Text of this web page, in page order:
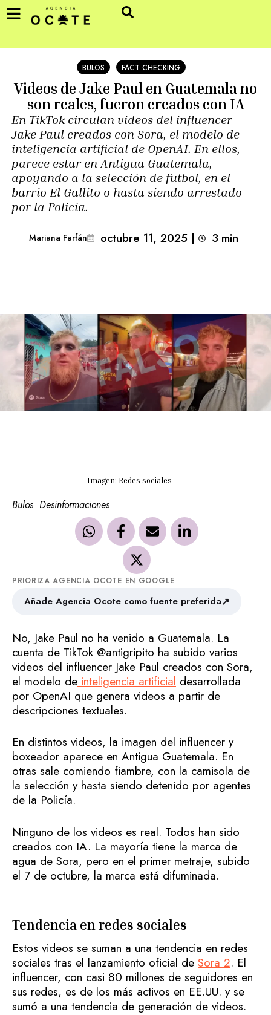
BULOS FACT CHECKING
Videos de Jake Paul en Guatemala no
son reales, fueron creados con IA
En TikTok circulan videos del influencer
Jake Paul creados con Sora, el modelo de
inteligencia artificial de OpenAI. En ellos,
parece estar en Antigua Guatemala,
apoyando a la selección de futbol, en el
barrio El Gallito o hasta siendo arrestado
por la Policía.
Mariana Farfán octubre 11, 2025 | 3 min
Imagen: Redes sociales
Bulos Desinformaciones
PRIORIZA AGENCIA OCOTE EN GOOGLE
Añade Agencia Ocote como fuente preferida↗
No, Jake Paul no ha venido a Guatemala. La
cuenta de TikTok @antigripito ha subido varios
videos del influencer Jake Paul creados con Sora,
el modelo de inteligencia artificial desarrollada
por OpenAI que genera videos a partir de
descripciones textuales.
En distintos videos, la imagen del influencer y
boxeador aparece en Antigua Guatemala. En
otras sale comiendo fiambre, con la camisola de
la selección y hasta siendo detenido por agentes
de la Policía.
Ninguno de los videos es real. Todos han sido
creados con IA. La mayoría tiene la marca de
agua de Sora, pero en el primer metraje, subido
el 7 de octubre, la marca está difuminada.
Tendencia en redes sociales
Estos videos se suman a una tendencia en redes
sociales tras el lanzamiento oficial de Sora 2. El
influencer, con casi 80 millones de seguidores en
sus redes, es de los más activos en EE.UU. y se
sumó a una tendencia de generación de videos.